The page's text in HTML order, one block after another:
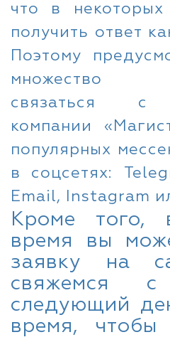
что в некоторых
получить ответ
Поэтому
множество
связаться с
компании
популярных
в соцсетях:
Email, Instagram
Кроме того,
время вы
заявку на
свяжемся
следующий
время, чтобы